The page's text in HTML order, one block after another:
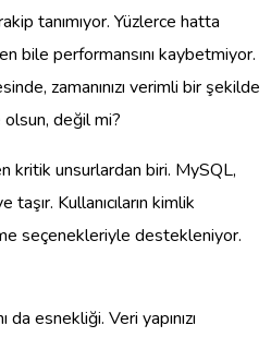
tanımıyor. Yüzlerce hatta
bile performansını kaybetmiyor.
zamanınızı verimli bir şekilde
değil mi?
kritik unsurlardan biri. MySQL,
Kullanıcıların kimlik
seçenekleriyle destekleniyor.
esnekliği. Veri yapınızı